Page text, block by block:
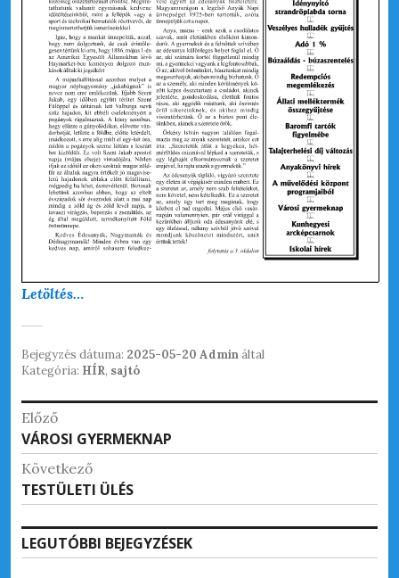
Letöltés…
Bejegyzés dátuma: 2025-05-20 Admináltal
Kategória: HÍR, sajtó
Bejegyzés
navigáció
Előző
Korábbi
bejegyzések:
VÁROSI GYERMEKNAP
Következő
Következő
bejegyzések:
TESTÜLETI ÜLÉS
LEGUTÓBBI BEJEGYZÉSEK